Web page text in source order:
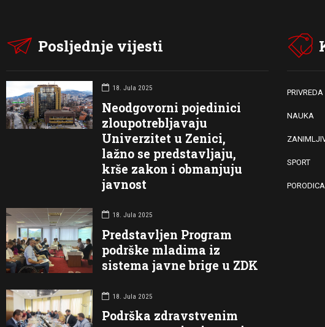
Posljednje vijesti
18. Jula 2025
Neodgovorni pojedinici
zloupotrebljavaju
Univerzitet u Zenici,
lažno se predstavljaju,
krše zakon i obmanjuju
javnost
18. Jula 2025
Predstavljen Program
podrške mladima iz
sistema javne brige u ZDK
18. Jula 2025
Podrška zdravstvenim
PRIVREDA
NAUKA
SPORT